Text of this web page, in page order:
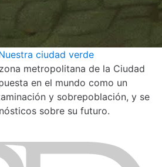
ciudad verde
metropolitana de la Ciudad
en el mundo como un
y sobrepoblación, y se
sobre su futuro.